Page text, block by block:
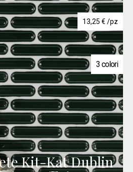
13,25 € /pz
3 colori
Kit-Kat Dublin